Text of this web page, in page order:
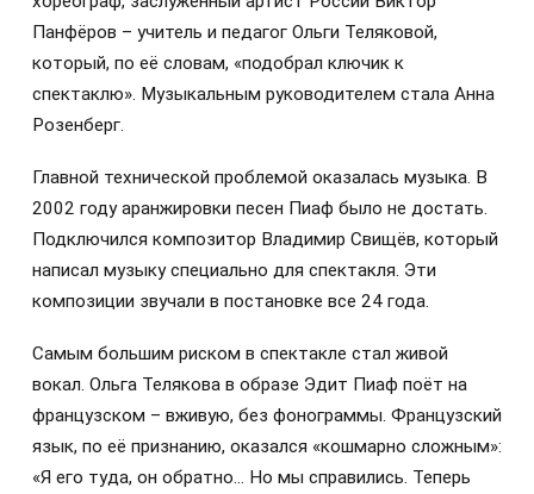
Панфёров – учитель и педагог Ольги Теляковой,
который, по её словам, «подобрал ключик к
спектаклю». Музыкальным руководителем стала Анна
Розенберг.
Главной технической проблемой оказалась музыка. В
2002 году аранжировки песен Пиаф было не достать.
Подключился композитор Владимир Свищёв, который
написал музыку специально для спектакля. Эти
композиции звучали в постановке все 24 года.
Самым большим риском в спектакле стал живой
вокал. Ольга Телякова в образе Эдит Пиаф поёт на
французском – вживую, без фонограммы. Французский
язык, по её признанию, оказался «кошмарно сложным»:
«Я его туда, он обратно... Но мы справились. Теперь